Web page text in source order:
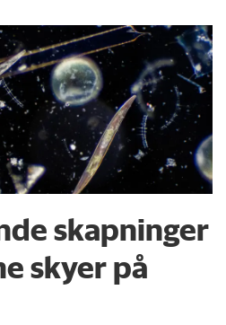
skapninger
skyer på